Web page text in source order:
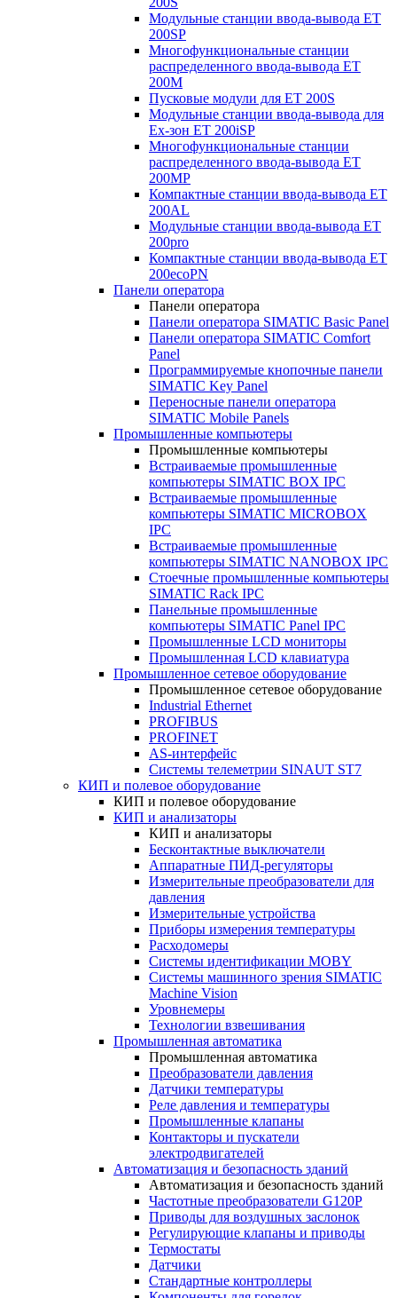
Модульные станции ввода-вывода ET
200SP
Многофункциональные станции
распределенного ввода-вывода ET
200M
Пусковые модули для ET 200S
Модульные станции ввода-вывода для
Ex-зон ET 200iSP
Многофункциональные станции
распределенного ввода-вывода ET
200MP
Компактные станции ввода-вывода ET
200AL
Модульные станции ввода-вывода ET
200pro
Компактные станции ввода-вывода ET
200ecoPN
Панели оператора
Панели оператора
Панели оператора SIMATIC Basic Panel
Панели оператора SIMATIC Comfort
Panel
Программируемые кнопочные панели
SIMATIC Key Panel
Переносные панели оператора
SIMATIC Mobile Panels
Промышленные компьютеры
Промышленные компьютеры
Встраиваемые промышленные
компьютеры SIMATIC BOX IPC
Встраиваемые промышленные
компьютеры SIMATIC MICROBOX
IPC
Встраиваемые промышленные
компьютеры SIMATIC NANOBOX IPC
Стоечные промышленные компьютеры
SIMATIC Rack IPC
Панельные промышленные
компьютеры SIMATIC Panel IPC
Промышленные LCD мониторы
Промышленная LCD клавиатура
Промышленное сетевое оборудование
Промышленное сетевое оборудование
Industrial Ethernet
PROFIBUS
PROFINET
AS-интерфейс
Системы телеметрии SINAUT ST7
КИП и полевое оборудование
КИП и полевое оборудование
КИП и анализаторы
КИП и анализаторы
Бесконтактные выключатели
Аппаратные ПИД-регуляторы
Измерительные преобразователи для
давления
Измерительные устройства
Приборы измерения температуры
Расходомеры
Системы идентификации MOBY
Системы машинного зрения SIMATIC
Machine Vision
Уровнемеры
Технологии взвешивания
Промышленная автоматика
Промышленная автоматика
Преобразователи давления
Датчики температуры
Реле давления и температуры
Промышленные клапаны
Контакторы и пускатели
электродвигателей
Автоматизация и безопасность зданий
Автоматизация и безопасность зданий
Частотные преобразователи G120P
Приводы для воздушных заслонок
Регулирующие клапаны и приводы
Термостаты
Датчики
Стандартные контроллеры